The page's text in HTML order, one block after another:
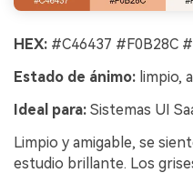
HEX: #C46437 #F0B28C
Estado de ánimo: limpio,
Ideal para: Sistemas UI
Limpio y amigable, se
estudio brillante. Los